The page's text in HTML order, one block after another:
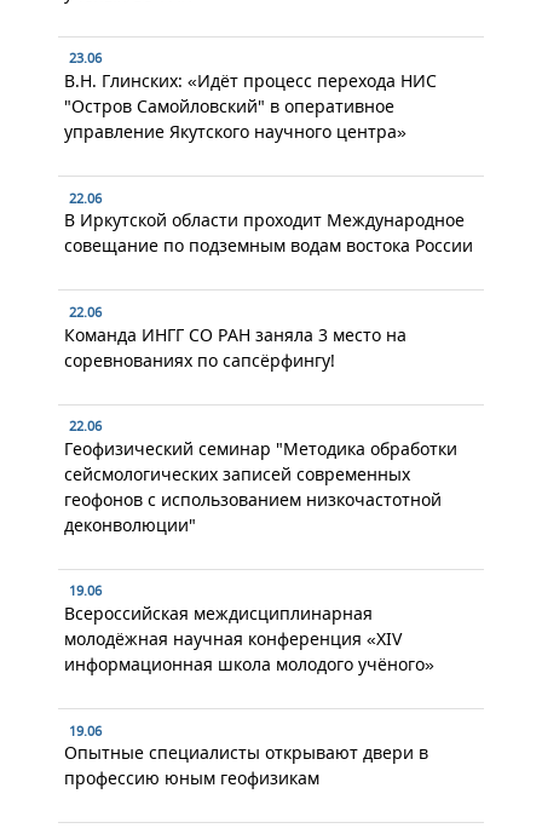
23.06
В.Н. Глинских: «Идёт процесс перехода НИС
"Остров Самойловский" в оперативное
управление Якутского научного центра»
22.06
В Иркутской области проходит Международное
совещание по подземным водам востока России
22.06
Команда ИНГГ СО РАН заняла 3 место на
соревнованиях по сапсёрфингу!
22.06
Геофизический семинар "Методика обработки
сейсмологических записей современных
геофонов с использованием низкочастотной
деконволюции"
19.06
Всероссийская междисциплинарная
молодёжная научная конференция «XIV
информационная школа молодого учёного»
19.06
Опытные специалисты открывают двери в
профессию юным геофизикам